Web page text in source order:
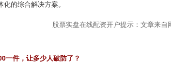
的综合解决方案。
股票实盘在线配资开户提示：文章来自
一件，让多少人破防了？